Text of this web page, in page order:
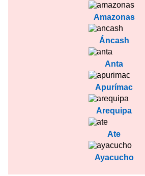
Amazonas
Áncash
Anta
Apurímac
Arequipa
Ate
Ayacucho